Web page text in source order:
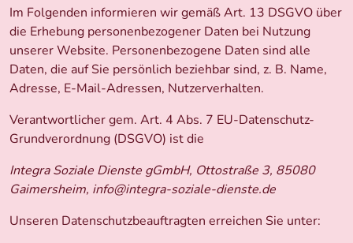
Im Folgenden informieren wir gemäß Art. 13 DSGVO über
die Erhebung personenbezogener Daten bei Nutzung
unserer Website. Personenbezogene Daten sind alle
Daten, die auf Sie persönlich beziehbar sind, z. B. Name,
Adresse, E-Mail-Adressen, Nutzerverhalten.
Verantwortlicher gem. Art. 4 Abs. 7 EU-Datenschutz-
Grundverordnung (DSGVO) ist die
Integra Soziale Dienste gGmbH, Ottostraße 3, 85080
Gaimersheim, info@integra-soziale-dienste.de
Unseren Datenschutzbeauftragten erreichen Sie unter: